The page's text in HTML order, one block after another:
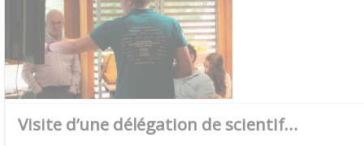
Visite d’une délégation de scientif…